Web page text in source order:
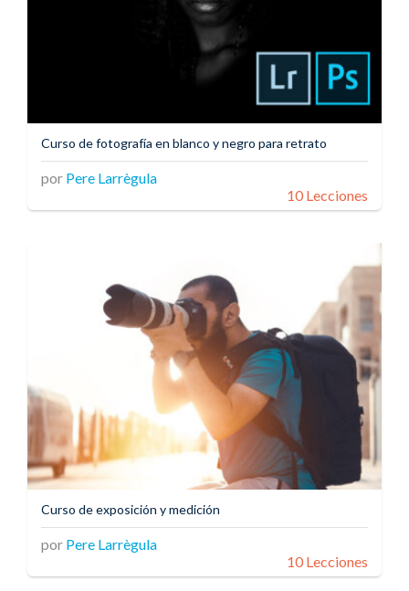
Curso de fotografía en blanco y negro para retrato
por Pere Larrègula
10 Lecciones
Curso de exposición y medición
por Pere Larrègula
10 Lecciones